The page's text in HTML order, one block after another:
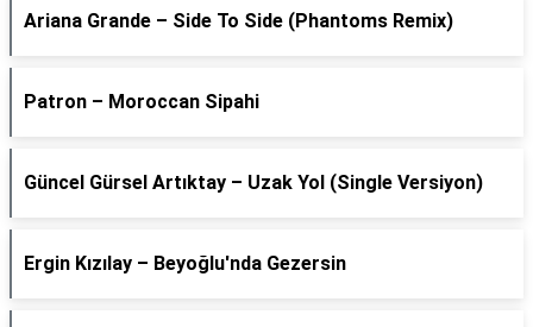
Ariana Grande – Side To Side (Phantoms Remix)
Patron – Moroccan Sipahi
Güncel Gürsel Artıktay – Uzak Yol (Single Versiyon)
Ergin Kızılay – Beyoğlu'nda Gezersin